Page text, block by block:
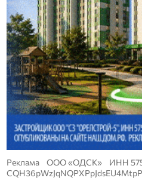
Реклама ООО «ОДСК» ИНН